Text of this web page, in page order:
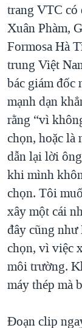
GIÁO DỤC
CHI PHÍ
CÁC GIÁ TRỊ
THƯỢNG
TRỊNH VĨNH
NGƯ DÂN
BÊN KIA
QUAN HỆ
trang VTC có
Xuân Phàm,
Formosa Hà
trung Việt
bác giám đốc
mạnh dạn
rằng “vì
chọn, hoặc là
dẫn lại lời
khi mình
chọn. Tôi
xây một cái
đây cũng như
chọn, vì việc
môi trường.
máy thép mà
Đoạn clip